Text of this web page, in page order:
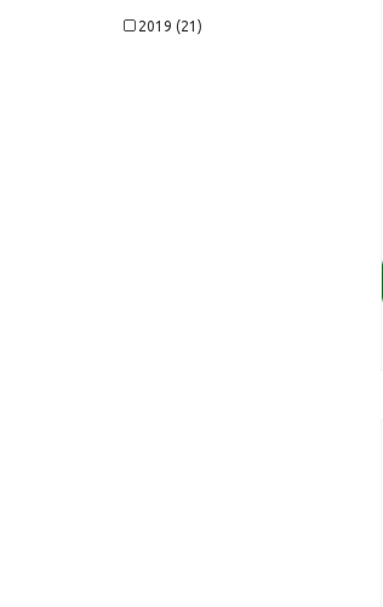
Chery Celer Sedan G2 (1)
2019 (21)